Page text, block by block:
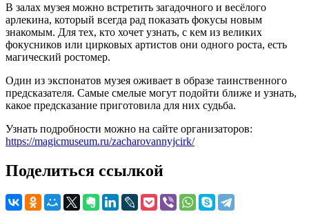
В залах музея можно встретить загадочного и весёлого
арлекина, который всегда рад показать фокусы новым
знакомым. Для тех, кто хочет узнать, с кем из великих
фокусников или цирковых артистов они одного роста, есть
магический ростомер.
Один из экспонатов музея оживает в образе таинственного
предсказателя. Самые смелые могут подойти ближе и узнать,
какое предсказание приготовила для них судьба.
Узнать подробности можно на сайте организаторов:
https://magicmuseum.ru/zacharovannyjcirk/
Поделиться ссылкой